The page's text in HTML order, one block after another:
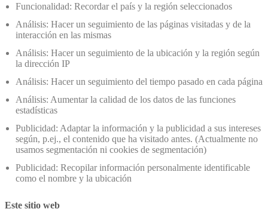
Funcionalidad: Recordar el país y la región seleccionados
Análisis: Hacer un seguimiento de las páginas visitadas y de la
interacción en las mismas
Análisis: Hacer un seguimiento de la ubicación y la región según
la dirección IP
Análisis: Hacer un seguimiento del tiempo pasado en cada página
Análisis: Aumentar la calidad de los datos de las funciones
estadísticas
Publicidad: Adaptar la información y la publicidad a sus intereses
según, p.ej., el contenido que ha visitado antes. (Actualmente no
usamos segmentación ni cookies de segmentación)
Publicidad: Recopilar información personalmente identificable
como el nombre y la ubicación
Este sitio web